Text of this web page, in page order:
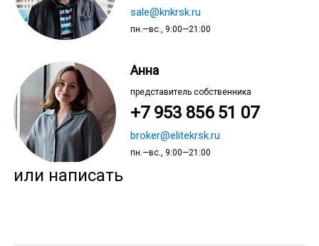
sale@knkrsk.ru
пн.—вс., 9:00—21:00
Анна
представитель собственника
+7 953 856 51 07
broker@elitekrsk.ru
пн.—вс., 9:00—21:00
или написать